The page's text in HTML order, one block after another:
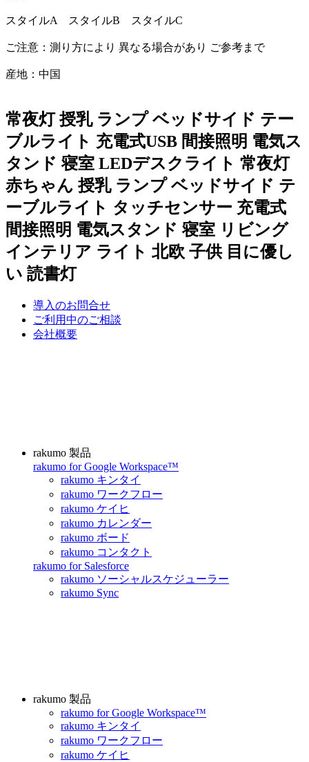
スタイルA スタイルB スタイルC
ご注意：測り方により 異なる場合があり ご参考まで
産地：中国
常夜灯 授乳 ランプ ベッドサイド テー
ブルライト 充電式USB 間接照明 電気ス
タンド 寝室 LEDデスクライト 常夜灯
赤ちゃん 授乳 ランプ ベッドサイド テ
ーブルライト タッチセンサー 充電式
間接照明 電気スタンド 寝室 リビング
インテリア ライト 北欧 子供 目に優し
い 読書灯
導入のお問合せ
ご利用中のご相談
会社概要
rakumo 製品
rakumo for Google Workspace™
rakumo キンタイ
rakumo ワークフロー
rakumo ケイヒ
rakumo カレンダー
rakumo ボード
rakumo コンタクト
rakumo for Salesforce
rakumo ソーシャルスケジューラー
rakumo Sync
rakumo 製品
rakumo for Google Workspace™
rakumo キンタイ
rakumo ワークフロー
rakumo ケイヒ